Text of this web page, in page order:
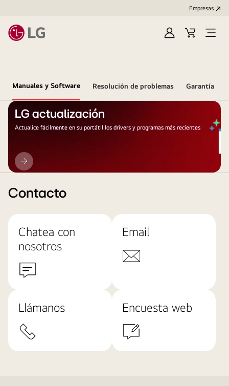
Empresas
IniciarCarritoOpen
Manuales y Software Resolución de problemas Garantía
LG actualización
Actualice fácilmente en su portátil los drivers y programas más recientes
LG
actualización
Contacto
Chatea con
nosotros
Email
Llámanos Encuesta web